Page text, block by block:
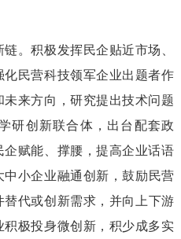
链。积极发挥民企贴近市场、
化民营科技领军企业出题者作
来方向，研究提出技术问题
研创新联合体 ，出台配套政
赋能、撑腰，提高企业话语
中小企业融通创新，鼓励 民营
替代或创新需求 ，并向上下游
极投身微创新，积少成多实